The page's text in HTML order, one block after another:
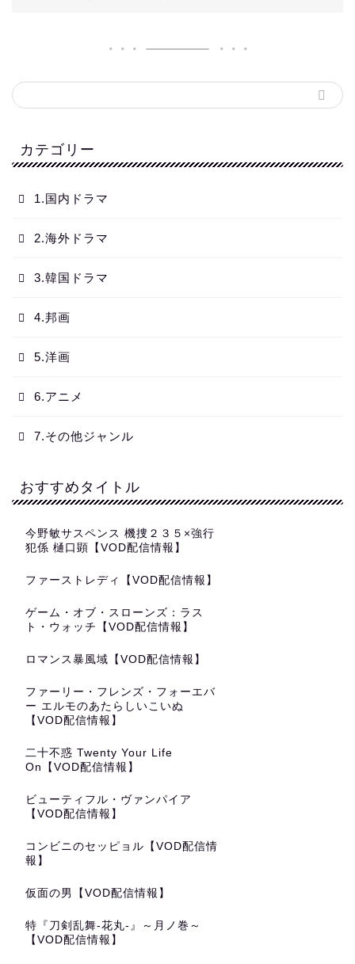
カテゴリー
1.国内ドラマ
2.海外ドラマ
3.韓国ドラマ
4.邦画
5.洋画
6.アニメ
7.その他ジャンル
おすすめタイトル
今野敏サスペンス 機捜２３５×強行
犯係 樋口顕【VOD配信情報】
ファーストレディ【VOD配信情報】
ゲーム・オブ・スローンズ：ラス
ト・ウォッチ【VOD配信情報】
ロマンス暴風域【VOD配信情報】
ファーリー・フレンズ・フォーエバ
ー エルモのあたらしいこいぬ
【VOD配信情報】
二十不惑 Twenty Your Life
On【VOD配信情報】
ビューティフル・ヴァンパイア
【VOD配信情報】
コンビニのセッピョル【VOD配信情
報】
仮面の男【VOD配信情報】
特『刀剣乱舞-花丸-』～月ノ巻～
【VOD配信情報】